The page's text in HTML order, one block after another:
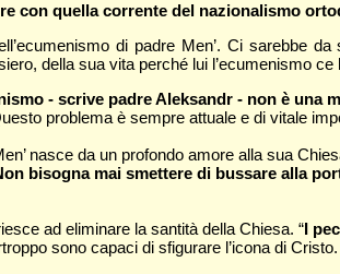
con quella corrente del nazionalismo
di padre Men’. Ci sarebbe
della sua vita perché lui l’ecumenismo ce
- scrive padre Aleksandr - non è
problema è sempre attuale e di vitale
nasce da un profondo amore alla sua
bisogna mai smettere di bussare alla
ad eliminare la santità della Chiesa. “I
sono capaci di sfigurare l’icona di Cristo.